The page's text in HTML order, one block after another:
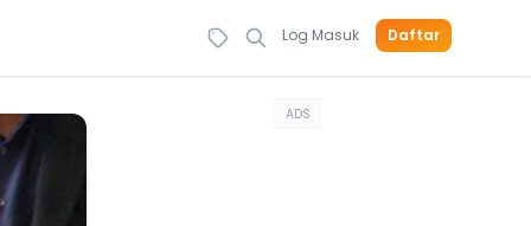
Log Masuk Daftar
ADS